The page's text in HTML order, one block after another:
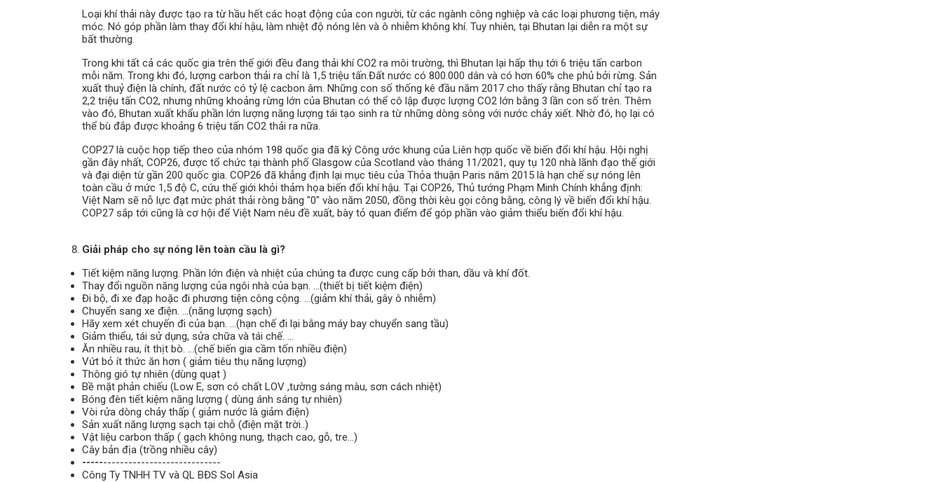
Loại khí thải này được tạo ra từ hầu hết các hoạt động của con người, từ các ngành công nghiệp và các loại phương tiện, máy
móc. Nó góp phần làm thay đổi khí hậu, làm nhiệt độ nóng lên và ô nhiễm không khí. Tuy nhiên, tại Bhutan lại diễn ra một sự
bất thường.
Trong khi tất cả các quốc gia trên thế giới đều đang thải khí CO2 ra môi trường, thì Bhutan lại hấp thụ tới 6 triệu tấn carbon
mỗi năm. Trong khi đó, lượng carbon thải ra chỉ là 1,5 triệu tấn.Đất nước có 800.000 dân và có hơn 60% che phủ bởi rừng. Sản
xuất thuỷ điện là chính, đất nước có tỷ lệ cacbon âm. Những con số thống kê đầu năm 2017 cho thấy rằng Bhutan chỉ tạo ra
2,2 triệu tấn CO2, nhưng những khoảng rừng lớn của Bhutan có thể cô lập được lượng CO2 lớn bằng 3 lần con số trên. Thêm
vào đó, Bhutan xuất khẩu phần lớn lượng năng lượng tái tạo sinh ra từ những dòng sông với nước chảy xiết. Nhờ đó, họ lại có
thể bù đắp được khoảng 6 triệu tấn CO2 thải ra nữa.
COP27 là cuộc họp tiếp theo của nhóm 198 quốc gia đã ký Công ước khung của Liên hợp quốc về biến đổi khí hậu. Hội nghị
gần đây nhất, COP26, được tổ chức tại thành phố Glasgow của Scotland vào tháng 11/2021, quy tụ 120 nhà lãnh đạo thế giới
và đại diện từ gần 200 quốc gia. COP26 đã khẳng định lại mục tiêu của Thỏa thuận Paris năm 2015 là hạn chế sự nóng lên
toàn cầu ở mức 1,5 độ C, cứu thế giới khỏi thảm họa biến đổi khí hậu. Tại COP26, Thủ tướng Phạm Minh Chính khẳng định:
Việt Nam sẽ nỗ lực đạt mức phát thải ròng bằng "0" vào năm 2050, đồng thời kêu gọi công bằng, công lý về biến đổi khí hậu.
COP27 sắp tới cũng là cơ hội để Việt Nam nêu đề xuất, bày tỏ quan điểm để góp phần vào giảm thiểu biến đổi khí hậu.
Giải pháp cho sự nóng lên toàn cầu là gì?
Tiết kiệm năng lượng. Phần lớn điện và nhiệt của chúng ta được cung cấp bởi than, dầu và khí đốt.
Thay đổi nguồn năng lượng của ngôi nhà của bạn. …(thiết bị tiết kiệm điện)
Đi bộ, đi xe đạp hoặc đi phương tiện công cộng. …(giảm khí thải, gây ô nhiễm)
Chuyển sang xe điện. …(năng lượng sạch)
Hãy xem xét chuyến đi của bạn. …(hạn chế đi lại bằng máy bay chuyển sang tầu)
Giảm thiểu, tái sử dụng, sửa chữa và tái chế. …
Ăn nhiều rau, ít thịt bò. …(chế biến gia cầm tốn nhiều điện)
Vứt bỏ ít thức ăn hơn ( giảm tiêu thụ năng lượng)
Thông gió tự nhiên (dùng quạt )
Bề mặt phản chiếu (Low E, sơn có chất LOV ,tường sáng màu, sơn cách nhiệt)
Bóng đèn tiết kiệm năng lượng ( dùng ánh sáng tự nhiên)
Vòi rửa dòng chảy thấp ( giảm nước là giảm điện)
Sản xuất năng lượng sạch tại chỗ (điện mặt trời..)
Vật liệu carbon thấp ( gạch không nung, thạch cao, gỗ, tre…)
Cây bản địa (trồng nhiều cây)
---------------------------------
Công Ty TNHH TV và QL BĐS Sol Asia